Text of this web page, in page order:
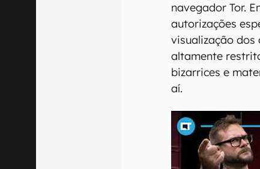
navegador Tor.
autorizações
visualização dos
altamente
bizarrices e
aí.